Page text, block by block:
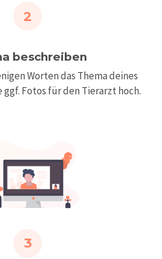
2
beschreiben
Worten das Thema deines
Fotos für den Tierarzt hoch.
3